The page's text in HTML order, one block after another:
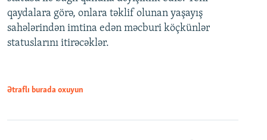
480p
720p
qaydalara görə, onlara təklif olunan yaşayış
sahələrindən imtina edən məcburi köçkünlər
statuslarını itirəcəklər.
Ətraflı burada oxuyun